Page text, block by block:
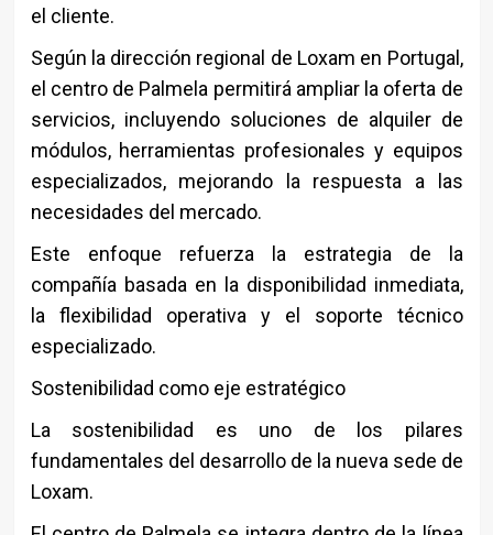
el cliente.
Según la dirección regional de Loxam en Portugal,
el centro de Palmela permitirá ampliar la oferta de
servicios, incluyendo soluciones de alquiler de
módulos, herramientas profesionales y equipos
especializados, mejorando la respuesta a las
necesidades del mercado.
Este enfoque refuerza la estrategia de la
compañía basada en la disponibilidad inmediata,
la flexibilidad operativa y el soporte técnico
especializado.
Sostenibilidad como eje estratégico
La sostenibilidad es uno de los pilares
fundamentales del desarrollo de la nueva sede de
Loxam.